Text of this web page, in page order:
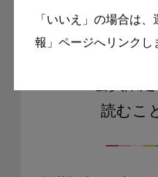
「いいえ」の場合は
報」ページへリンクし
読むこ